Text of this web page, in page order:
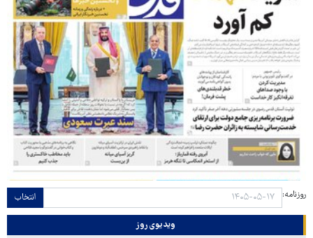
روزنامه: انتخاب
ویدیوی روز